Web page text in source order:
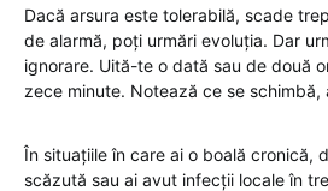
Dacă arsura este tolerabilă, scade
de alarmă, poți urmări evoluția. Dar
ignorare. Uită-te o dată sau de două
zece minute. Notează ce se schimbă,
În situațiile în care ai o boală cronică,
scăzută sau ai avut infecții locale în